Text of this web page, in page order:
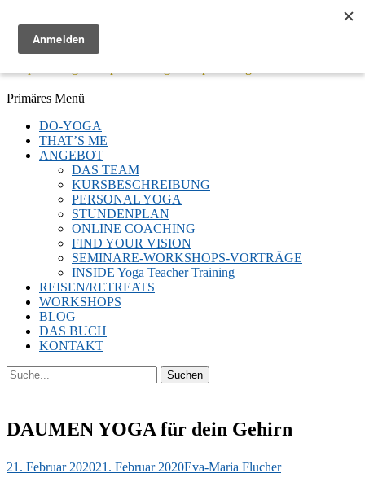
Menü
Facebook
Twitter
E-
LinkedIn
YouTube
Instagram
Primäres Menü
Zum
Inhalt
springen
DO-YOGA
THAT’S ME
ANGEBOT
DAS TEAM
KURSBESCHREIBUNG
PERSONAL YOGA
STUNDENPLAN
ONLINE COACHING
FIND YOUR VISION
SEMINARE-WORKSHOPS-VORTRÄGE
INSIDE Yoga Teacher Training
REISEN/RETREATS
WORKSHOPS
BLOG
DAS BUCH
KONTAKT
Suchen
Suchen
nach:
DAUMEN YOGA für dein Gehirn
Veröffentlicht
21. Februar 202021. Februar 2020Autor
Eva-Maria Flucher